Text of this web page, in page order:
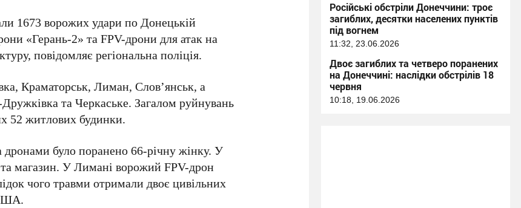
1673ворожих удари по Донецькій
«Герань-2» та FPV-дрони для атак на
повідомляє регіональна поліція.
Краматорськ, Лиман, Слов’янськ, а
та Черкаське. Загалом руйнувань
52 житлових будинки.
дронами було поранено66-річну жінку. У
магазин. У Лимані ворожий FPV-дрон
чого травми отримали двоє цивільних
Російські обстріли Донеччини: троє
загиблих, десятки населених пунктів
під вогнем
11:32, 23.06.2026
Двоє загиблих та четверо поранених
на Донеччині: наслідки обстрілів 18
червня
10:18, 19.06.2026